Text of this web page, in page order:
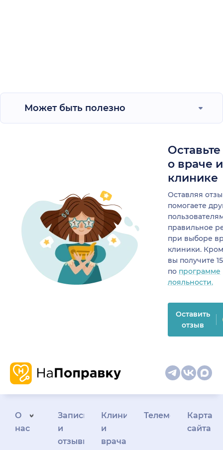
Может быть полезно
о враче
клинике
Оставляя
помогаете
правильное
при выборе
клиники.
вы получите
по программе
лояльности.
Оставить
отзыв
О
нас
Запись
и
отзывы
Клиникам
и
врачам
Телемедицина
Карта
сайта